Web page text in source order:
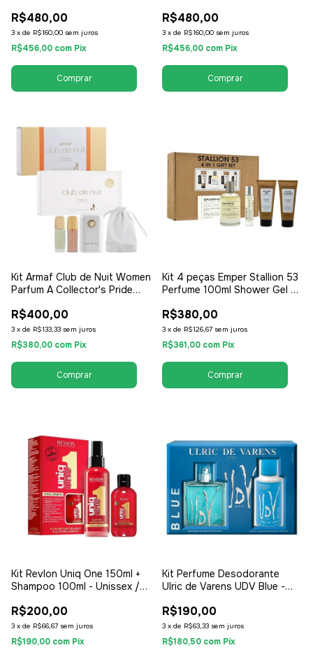
Eau de Parfum - Feminino
R$480,00
3 x de R$160,00 sem juros
R$456,00 com Pix
de Parfum - Masculino
R$480,00
3 x de R$160,00 sem juros
R$456,00 com Pix
Kit Armaf Club de Nuit Women
Parfum A Collector's Pride
2x12ml - Kit Viagem EDP Eau
de Parfum - Masculino
R$400,00
3 x de R$133,33 sem juros
R$380,00 com Pix
Kit 4 peças Emper Stallion 53
Perfume 100ml Shower Gel -
- Masculino
R$380,00
3 x de R$126,67 sem juros
R$361,00 com Pix
Kit Revlon Uniq One 150ml +
Shampoo 100ml - Unissex /
R$200,00
3 x de R$66,67 sem juros
R$190,00 com Pix
Kit Perfume Desodorante
Ulric de Varens UDV Blue -
Masculino
R$190,00
3 x de R$63,33 sem juros
R$180,50 com Pix